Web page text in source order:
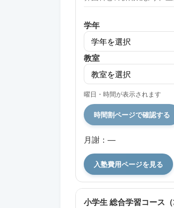
学年
教室
曜日・時間が表示されます
時間割ページで確認する
月謝：—
入塾費用ページを見る
小学生 総合学習コース（